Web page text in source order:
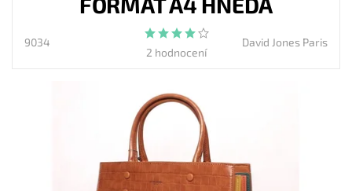
9034
2 hodnocení
David Jones Paris